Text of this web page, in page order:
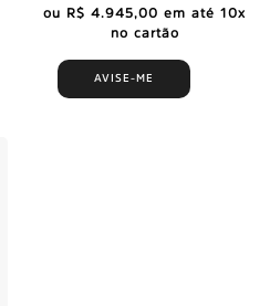
AVISE-ME
ou R$ 4.945,00 em até 10x
no cartão